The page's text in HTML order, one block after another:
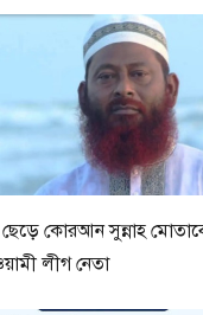
কোরআন সুন্নাহ
লীগ নেতা